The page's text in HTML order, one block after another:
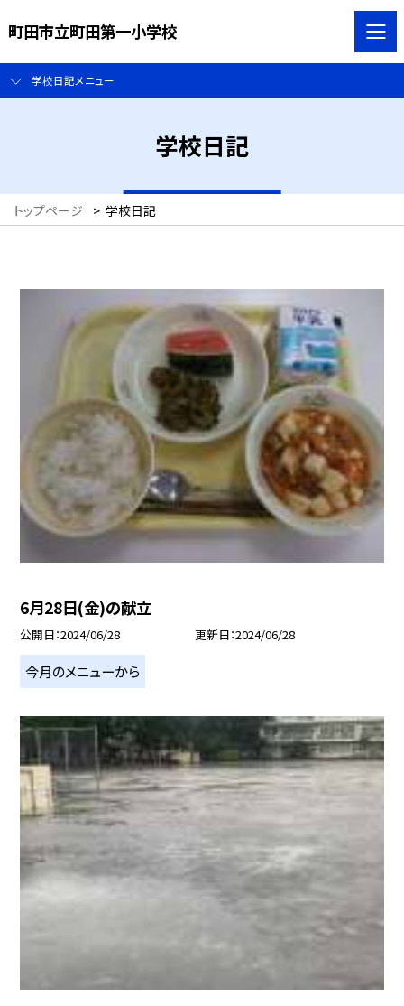
町田市立町田第一小学校
学校日記メニュー
学校日記
トップページ > 学校日記
6月28日(金)の献立
公開日 2024/06/28 更新日 2024/06/28
今月のメニューから